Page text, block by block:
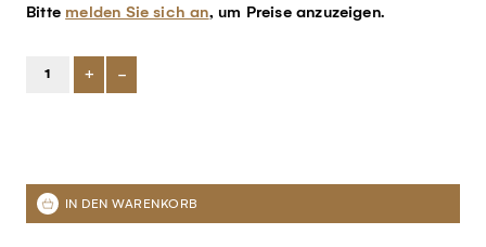
Bitte melden Sie sich an, um Preise anzuzeigen.
+ -